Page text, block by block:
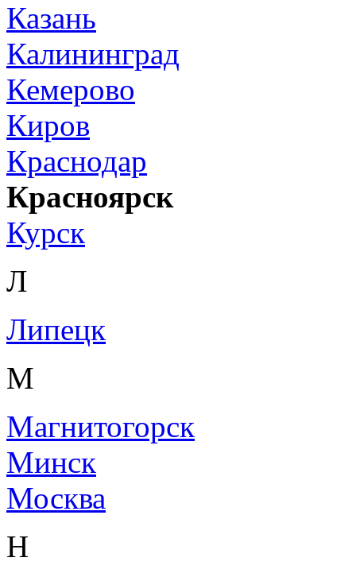
Казань
Калининград
Кемерово
Киров
Краснодар
Красноярск
Курск
Л
Липецк
М
Магнитогорск
Минск
Москва
Н